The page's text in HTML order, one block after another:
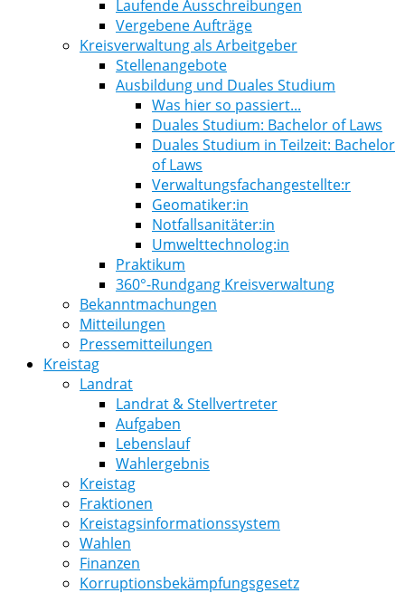
Laufende Ausschreibungen
Vergebene Aufträge
Kreisverwaltung als Arbeitgeber
Stellenangebote
Ausbildung und Duales Studium
Was hier so passiert...
Duales Studium: Bachelor of Laws
Duales Studium in Teilzeit: Bachelor
of Laws
Verwaltungsfachangestellte:r
Geomatiker:in
Notfallsanitäter:in
Umwelttechnolog:in
Praktikum
360°-Rundgang Kreisverwaltung
Bekanntmachungen
Mitteilungen
Pressemitteilungen
Kreistag
Landrat
Landrat & Stellvertreter
Aufgaben
Lebenslauf
Wahlergebnis
Kreistag
Fraktionen
Kreistagsinformationssystem
Wahlen
Finanzen
Korruptionsbekämpfungsgesetz